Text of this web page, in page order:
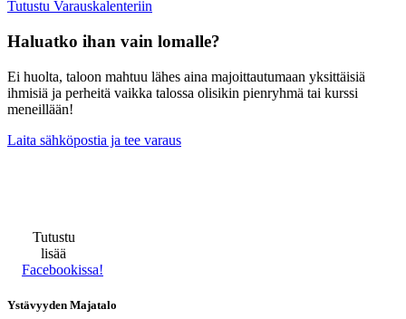
Tutustu Varauskalenteriin
Haluatko ihan vain lomalle?
Ei huolta, taloon mahtuu lähes aina majoittautumaan yksittäisiä
ihmisiä ja perheitä vaikka talossa olisikin pienryhmä tai kurssi
meneillään!
Laita sähköpostia ja tee varaus
Tutustu
lisää
Facebookissa!
Ystävyyden Majatalo